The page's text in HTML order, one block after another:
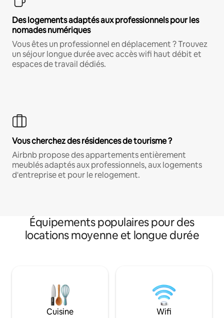
Des logements adaptés aux professionnels pour les
nomades numériques
Vous êtes un professionnel en déplacement ? Trouvez
un séjour longue durée avec accès wifi haut débit et
espaces de travail dédiés.
Vous cherchez des résidences de tourisme ?
Airbnb propose des appartements entièrement
meublés adaptés aux professionnels, aux logements
d'entreprise et pour le relogement.
Équipements populaires pour des
locations moyenne et longue durée
Cuisine Wifi